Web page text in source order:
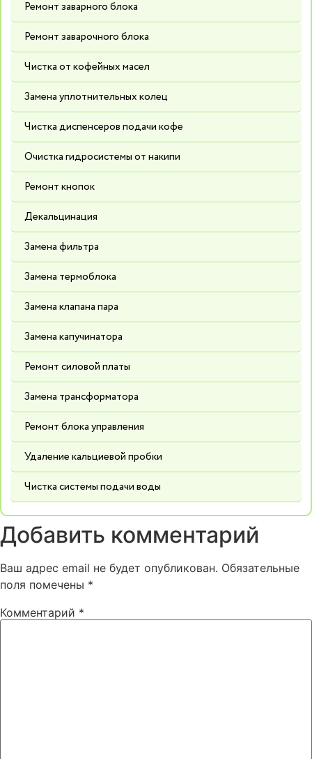
Ремонт заварного блока
Ремонт заварочного блока
Чистка от кофейных масел
Замена уплотнительных колец
Чистка диспенсеров подачи кофе
Очистка гидросистемы от накипи
Ремонт кнопок
Декальцинация
Замена фильтра
Замена термоблока
Замена клапана пара
Замена капучинатора
Ремонт силовой платы
Замена трансформатора
Ремонт блока управления
Удаление кальциевой пробки
Чистка системы подачи воды
Добавить комментарий
Ваш адрес email не будет опубликован. Обязательные
поля помечены *
Комментарий *